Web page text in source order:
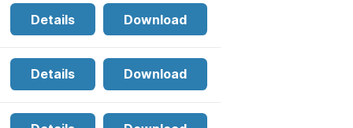
Download
Details
Download
Details